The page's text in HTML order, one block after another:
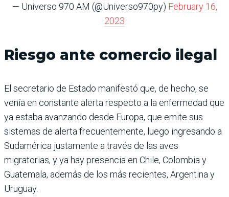
— Universo 970 AM (@Universo970py) February 16,
2023
Riesgo ante comercio ilegal
El secretario de Estado manifestó que, de hecho, se
venía en constante alerta respecto a la enfermedad que
ya estaba avanzando desde Europa, que emite sus
sistemas de alerta frecuentemente, luego ingresando a
Sudamérica justamente a través de las aves
migratorias, y ya hay presencia en Chile, Colombia y
Guatemala, además de los más recientes, Argentina y
Uruguay.